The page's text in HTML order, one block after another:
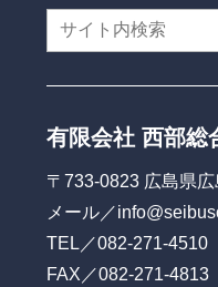
有限会社 西部総
〒733-0823 広島県
メール／
TEL／082-271-4510
FAX／082-271-4813